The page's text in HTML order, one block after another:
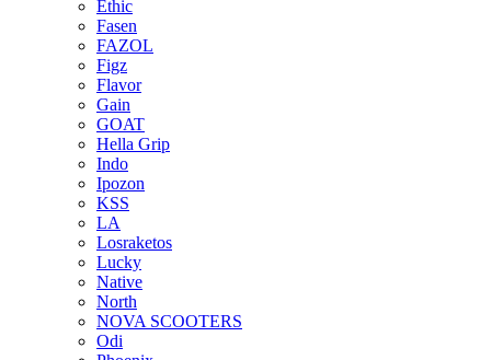
Ethic
Fasen
FAZOL
Figz
Flavor
Gain
GOAT
Hella Grip
Indo
Ipozon
KSS
LA
Losraketos
Lucky
Native
North
NOVA SCOOTERS
Odi